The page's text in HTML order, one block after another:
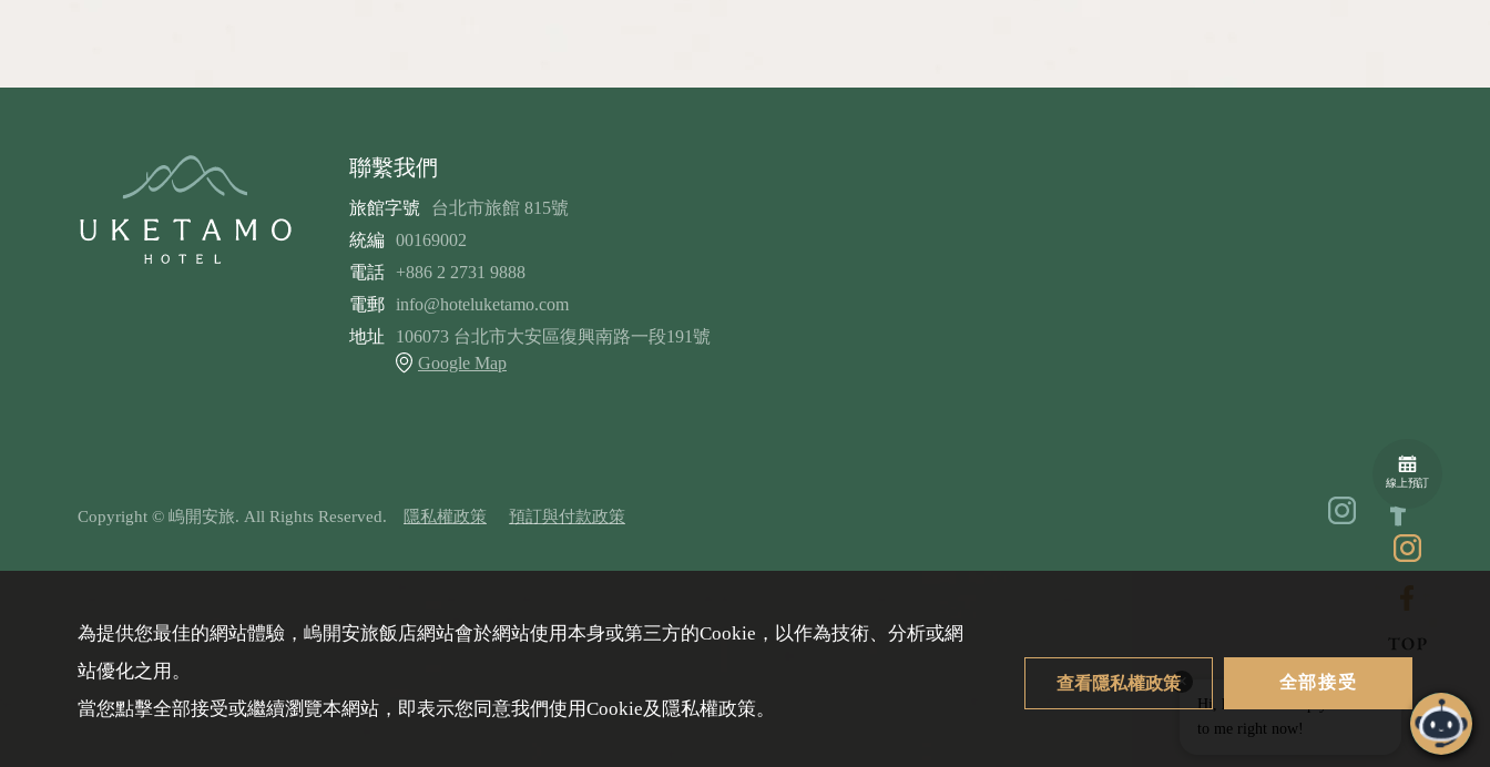
線上預訂
聯繫我們
旅館字號
台北市旅館 815號
統編 00169002
電話
+886 2 2731 9888
電郵
info@hoteluketamo.com
地址
106073 台北市大安區復興南路一段191號
Google Map
Copyright © 嵨開安旅. All Rights Reserved. 隱私權政策 預訂與付款政策
為提供您最佳的網站體驗，嵨開安旅飯店網站會於網站使用本身或第三方的Cookie，以作為技術、分析或網
站優化之用。
當您點擊全部接受或繼續瀏覽本網站，即表示您同意我們使用Cookie及隱私權政策。
查看隱私權政策 全部接受
Hi, how can I help you? Talk
to me right now!